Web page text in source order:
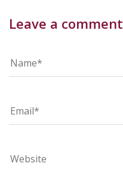
Leave a comment